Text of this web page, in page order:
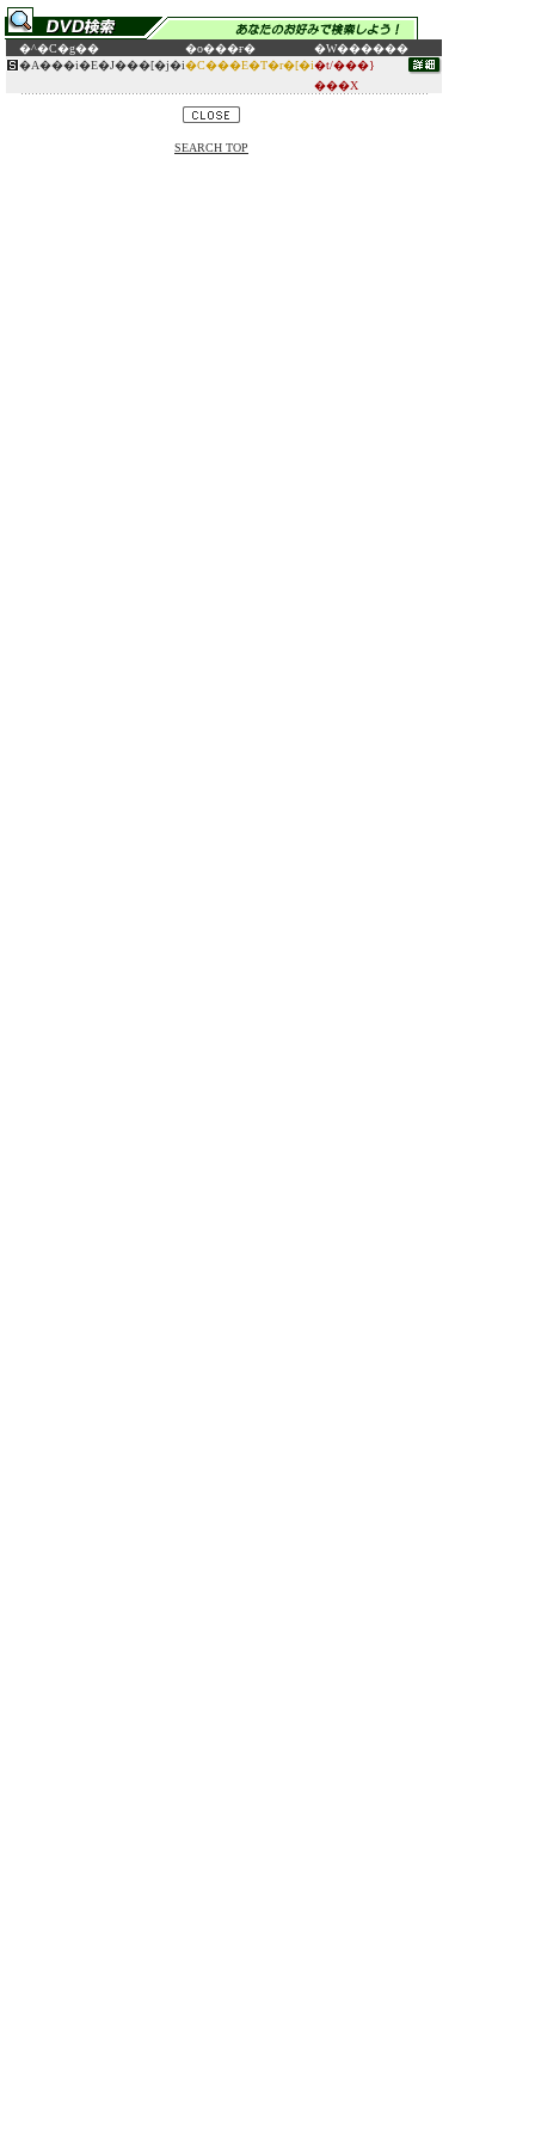
�^�C�g�� �o���ғ�
�W������
�A���i�E�J���[�j�i�C���E�T�r�[�i�t/���}
���X
SEARCH TOP